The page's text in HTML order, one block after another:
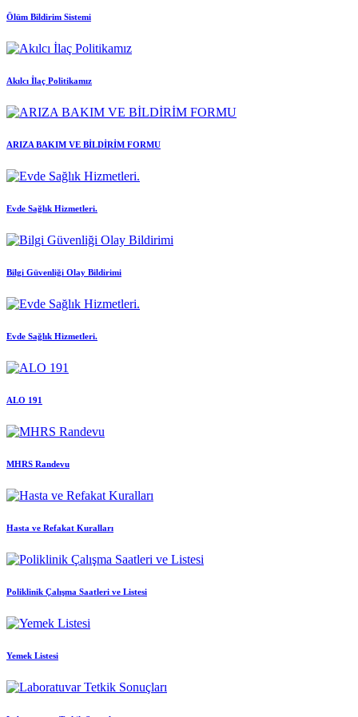
Ölüm Bildirim Sistemi
Akılcı İlaç Politikamız
ARIZA BAKIM VE BİLDİRİM FORMU
Evde Sağlık Hizmetleri.
Bilgi Güvenliği Olay Bildirimi
Evde Sağlık Hizmetleri.
ALO 191
MHRS Randevu
Hasta ve Refakat Kuralları
Poliklinik Çalışma Saatleri ve Listesi
Yemek Listesi